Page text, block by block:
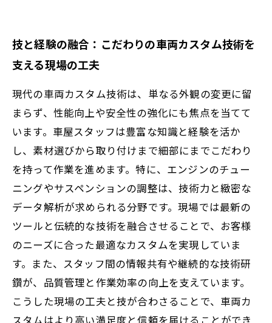
技と経験の融合：こだわりの車両カスタム技術を
支える現場の工夫
現代の車両カスタム技術は、単なる外観の変更に留
まらず、性能向上や安全性の強化にも焦点を当てて
います。車屋スタッフは豊富な知識と経験を活か
し、素材選びから取り付けまで細部にまでこだわり
を持って作業を進めます。特に、エンジンのチュー
ニングやサスペンションの調整は、技術力と緻密な
データ解析が求められる分野です。現場では最新の
ツールと伝統的な技術を融合させることで、お客様
のニーズに合った最適なカスタムを実現していま
す。また、スタッフ間の情報共有や継続的な技術研
鑽が、品質管理と作業効率の向上を支えています。
こうした現場の工夫と技が合わさることで、車両カ
スタムはより高い満足度と信頼を届けることができ